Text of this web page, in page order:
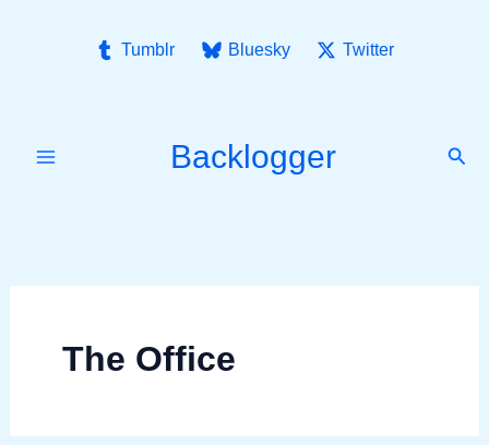
Tumblr Bluesky Twitter
Backlogger
The Office